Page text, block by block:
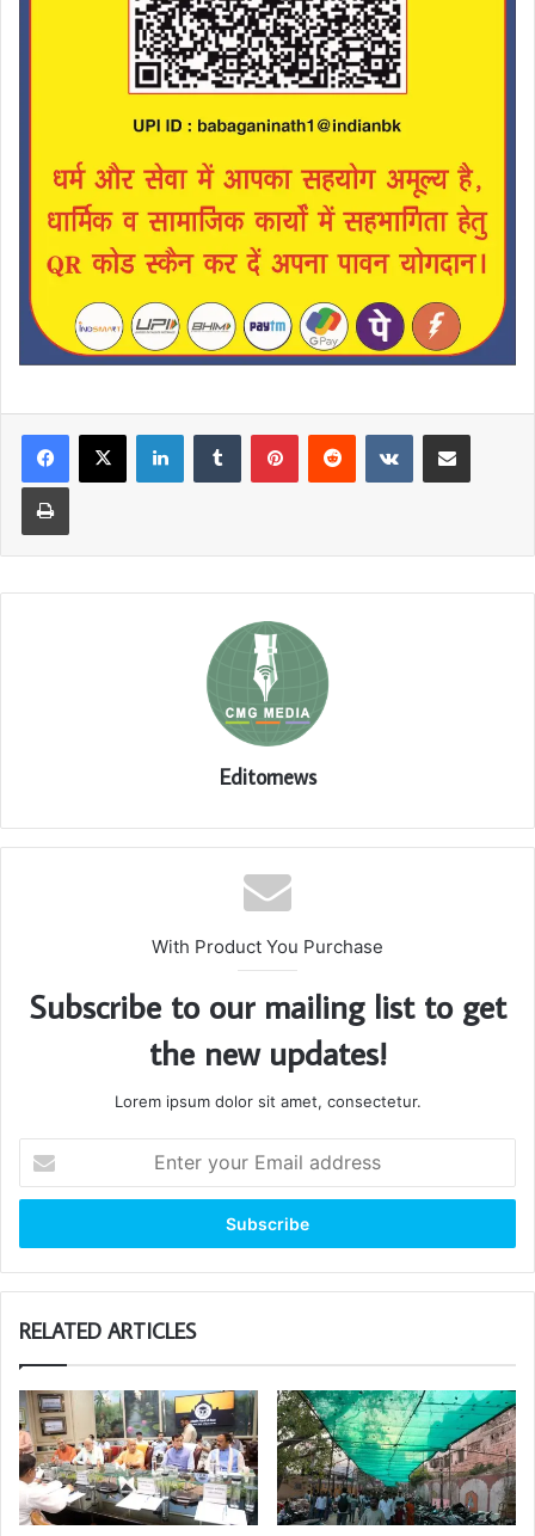
LinkedInTumblr PinterestReddit VKontakteShare via Email
Print
Editornews
With Product You Purchase
Subscribe to our mailing list to get
the new updates!
Lorem ipsum dolor sit amet, consectetur.
your
Email
RELATED ARTICLES